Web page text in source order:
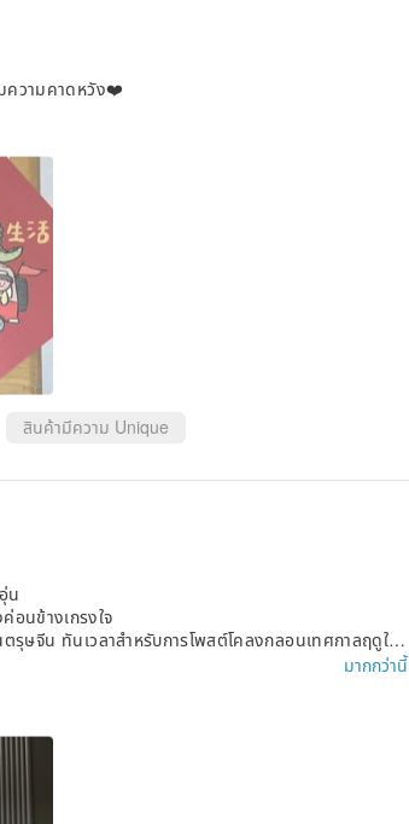
ความคาดหวัง❤️
สินค้ามีความ Unique
น
อนข้างเกรงใจ
รุษจีน ทันเวลาสำหรับการโพสต์โคลงกลอนเทศกาลฤดูใบไ
มากกว่านี้